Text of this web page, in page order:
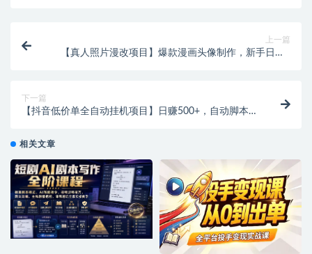
上一篇
【真人照片漫改项目】爆款漫画头像制作，新手日入3
下一篇
【抖音低价单全自动挂机项目】日赚500+，自动脚本
相关文章